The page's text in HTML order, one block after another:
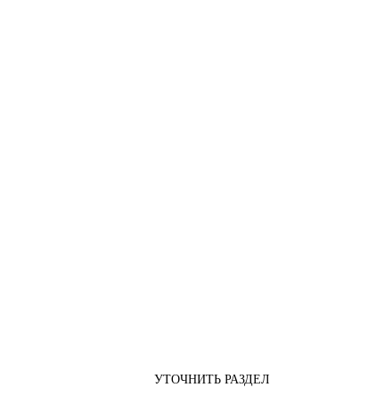
УТОЧНИТЬ РАЗДЕЛ